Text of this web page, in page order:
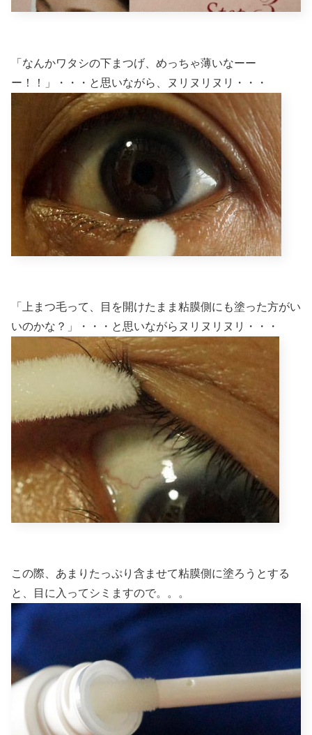
「なんかワタシの下まつげ、めっちゃ薄いなーー
ー！！」・・・と思いながら、ヌリヌリヌリ・・・
「上まつ毛って、目を開けたまま粘膜側にも塗った方がい
いのかな？」・・・と思いながらヌリヌリヌリ・・・
この際、あまりたっぷり含ませて粘膜側に塗ろうとする
と、目に入ってシミますので。。。